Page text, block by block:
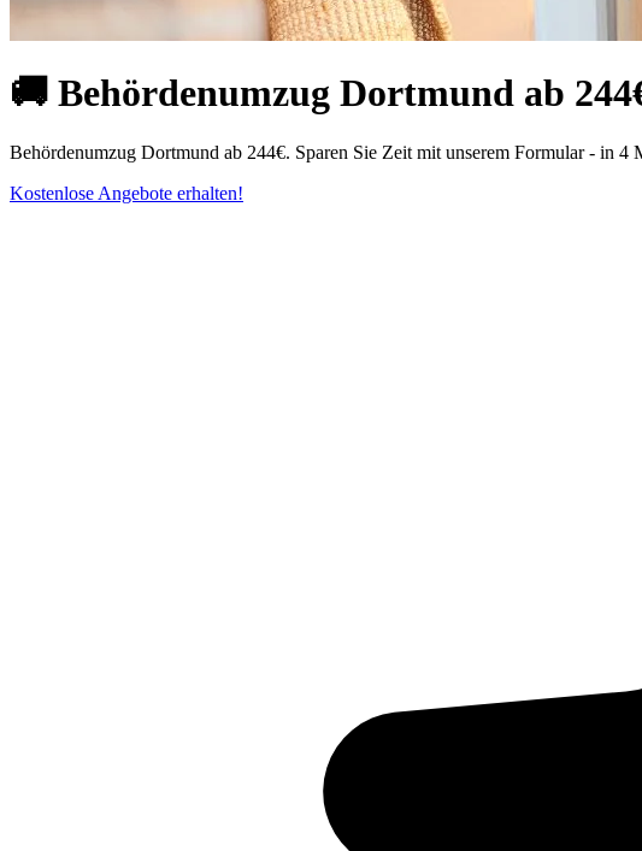
🚚 Behördenumzug Dortmund ab
Behördenumzug Dortmund ab 244€. Sparen Sie Zeit mit unserem Formular - in
Kostenlose Angebote erhalten!